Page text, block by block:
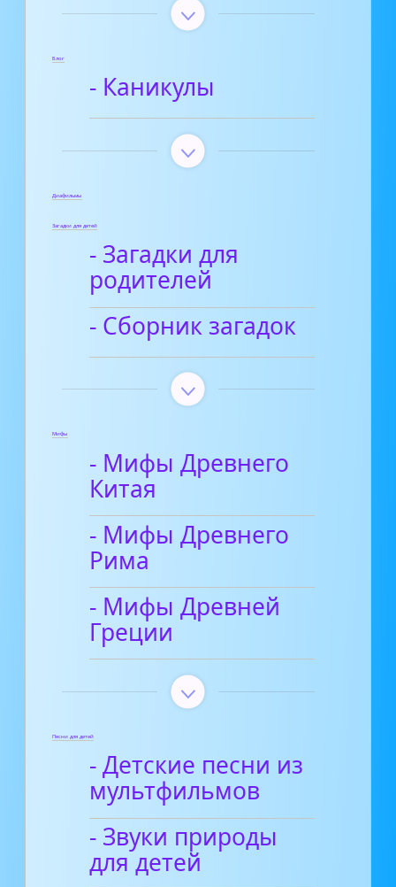
Блог
- Каникулы
Диафильмы
Загадки для детей
- Загадки для
родителей
- Сборник загадок
Мифы
- Мифы Древнего
Китая
- Мифы Древнего
Рима
- Мифы Древней
Греции
Песни для детей
- Детские песни из
мультфильмов
- Звуки природы
для детей